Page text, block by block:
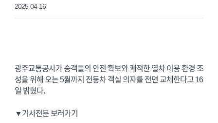
2025-04-16
광주교통공사가 승객들의 안전 확보와 쾌적한 열차 이용 환경 조
성을 위해 오는 5월까지 전동차 객실 의자를 전면 교체한다고 16
일 밝혔다.
▼기사전문 보러가기